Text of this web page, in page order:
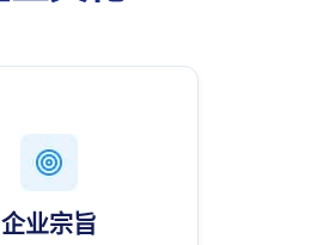
企业宗旨